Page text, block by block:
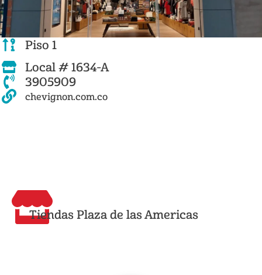
Piso 1
Local # 1634-A
3905909
chevignon.com.co
Tiendas Plaza de las Americas